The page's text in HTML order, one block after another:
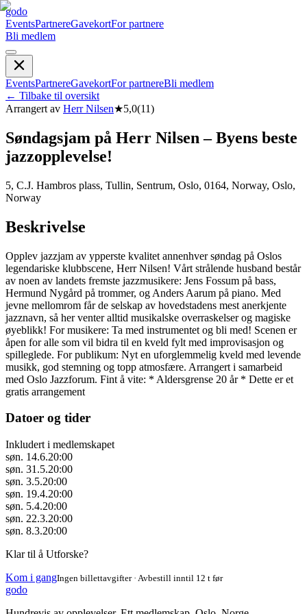
godo
EventsPartnereGavekortFor partnere
Bli medlem
EventsPartnereGavekortFor partnereBli medlem
← Tilbake til oversikt
Arrangert av Herr Nilsen★5,0(11)
Søndagsjam på Herr Nilsen – Byens beste
jazzopplevelse!
5, C.J. Hambros plass, Tullin, Sentrum, Oslo, 0164, Norway, Oslo,
Norway
Beskrivelse
Opplev jazzjam av ypperste kvalitet annenhver søndag på Oslos
legendariske klubbscene, Herr Nilsen! Vårt strålende husband består
av noen av landets fremste jazzmusikere: Jens Fossum på bass,
Hermund Nygård på trommer, og Anders Aarum på piano. Med
jevne mellomrom får de selskap av hovedstadens mest anerkjente
jazznavn, så her venter alltid musikalske overraskelser og magiske
øyeblikk! For musikere: Ta med instrumentet og bli med! Scenen er
åpen for alle som vil bidra til en kveld fylt med improvisasjon og
spilleglede. For publikum: Nyt en uforglemmelig kveld med levende
musikk, god stemning og topp atmosfære. Arrangert i samarbeid
med Oslo Jazzforum. Fint å vite: * Aldersgrense 20 år * Dette er et
gratis arrangement
Datoer og tider
Inkludert i medlemskapet
søn. 14.6.20:00
søn. 31.5.20:00
søn. 3.5.20:00
søn. 19.4.20:00
søn. 5.4.20:00
søn. 22.3.20:00
søn. 8.3.20:00
Klar til å Utforske?
Kom i gangIngen billettavgifter · Avbestill inntil 12 t før
godo